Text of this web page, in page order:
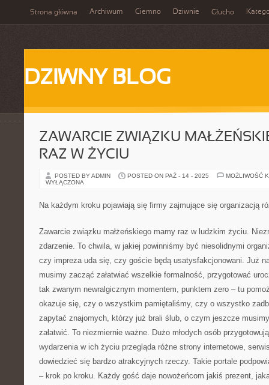
Strona główna Archiwum Ciemno Dziwnie Głucho
DZIWNY BLOG
ZAWARCIE ZWIĄZKU
RAZ W ŻYCIU
POSTED BY ADMIN POSTED ON PAŹ - 14 - 2025
MOŻLIWOŚĆ
WYŁĄCZONA
Na każdym kroku pojawiają się firmy zajmujące się organizacją
Zawarcie związku małżeńskiego mamy raz w ludzkim życiu.
zdarzenie. To chwila, w jakiej powinniśmy być niesolidnymi
czy impreza uda się, czy goście będą usatysfakcjonowani. Już
musimy zacząć załatwiać wszelkie formalność, przygotować
tak zwanym newralgicznym momentem, punktem zero – tu
okazuje się, czy o wszystkim pamiętaliśmy, czy o wszystko
zapytać znajomych, którzy już brali ślub, o czym jeszcze
załatwić. To niezmiernie ważne. Dużo młodych osób
wydarzenia w ich życiu przegląda różne strony internetowe,
dowiedzieć się bardzo atrakcyjnych rzeczy. Takie portale
– krok po kroku. Każdy gość daje nowożeńcom jakiś prezent,